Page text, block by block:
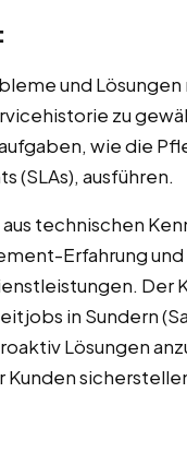
und Lösungen
zu
wie die
(SLAs), ausführen.
technischen
Erfahrung
Der
in Sundern
Lösungen